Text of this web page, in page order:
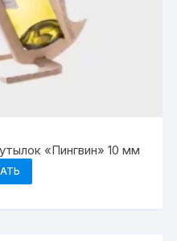
«Пингвин» 10 мм